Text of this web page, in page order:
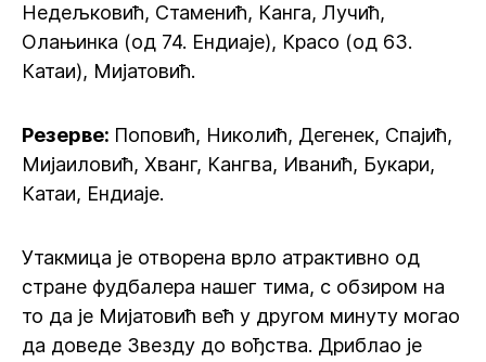
Недељковић, Стаменић, Канга, Лучић,
Олањинка (од 74. Ендиаје), Красо (од 63.
Катаи), Мијатовић.
Резерве: Поповић, Николић, Дегенек, Спајић,
Мијаиловић, Хванг, Кангва, Иванић, Букари,
Катаи, Ендиаје.
Утакмица је отворена врло атрактивно од
стране фудбалера нашег тима, с обзиром на
то да је Мијатовић већ у другом минуту могао
да доведе Звезду до вођства. Дриблао је